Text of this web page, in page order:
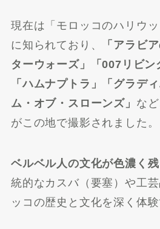
現在は「モロッコのハリウ
に知られており、
「アラビ
ターウォーズ」「007リビン
「ハムナプトラ」「グラデ
ム・オブ・スローンズ」 な
がこの地で撮影されました。
ベルベル人の文化が色濃く
統的なカスバ（要塞）や工
ッコの歴史と文化を深く体験